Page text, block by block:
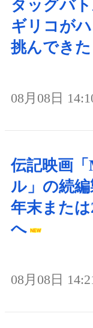
タッグバ
ギリコが
挑んできた
08月08日
伝記映画
ル」の続
年末また
へ
08月08日